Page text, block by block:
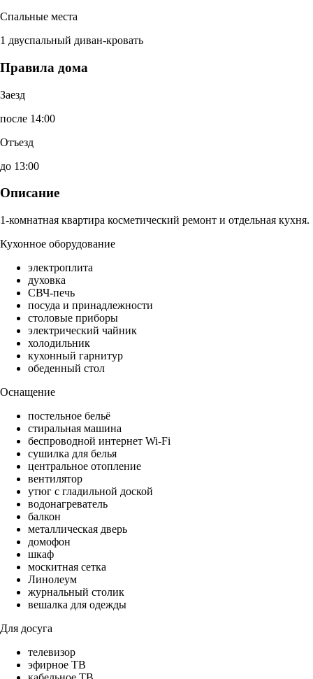
Спальные места
1 двуспальный диван-кровать
Правила дома
Заезд
после 14:00
Отъезд
до 13:00
Описание
1-комнатная квартира косметический ремонт и отдельная кухня.
Кухонное оборудование
электроплита
духовка
СВЧ-печь
посуда и принадлежности
столовые приборы
электрический чайник
холодильник
кухонный гарнитур
обеденный стол
Оснащение
постельное бельё
стиральная машина
беспроводной интернет Wi-Fi
сушилка для белья
центральное отопление
вентилятор
утюг с гладильной доской
водонагреватель
балкон
металлическая дверь
домофон
шкаф
москитная сетка
Линолеум
журнальный столик
вешалка для одежды
Для досуга
телевизор
эфирное ТВ